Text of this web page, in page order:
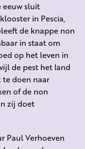
eeuw sluit
in Pescia,
de knappe non
in staat om
op het leven in
de pest het land
doen naar
of de non
zij doet
Paul Verhoeven